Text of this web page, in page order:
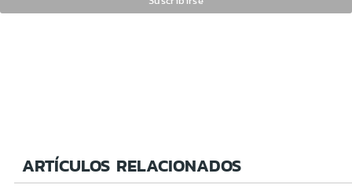
ARTÍCULOS RELACIONADOS